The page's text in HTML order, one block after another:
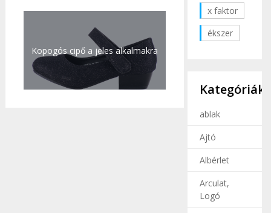
Kopogós cipő a jeles alkalmakra
x faktor
ékszer
Kategóriák
ablak
Ajtó
Albérlet
Arculat,
Logó